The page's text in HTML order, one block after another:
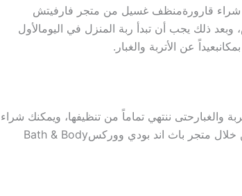
شراء قارورةمنظف غسيل من متجر فارفيتش
، وبعد ذلك يجب أن تبدأ ربة المنزل في اليومالأول
بمكانبعيدا عن الأتربة والغبار .
والغبار حتى ننتهي تماما من تنظيفها، ويمكنك شراء
خلال متجر باث اند بودي ووركسBath & Body